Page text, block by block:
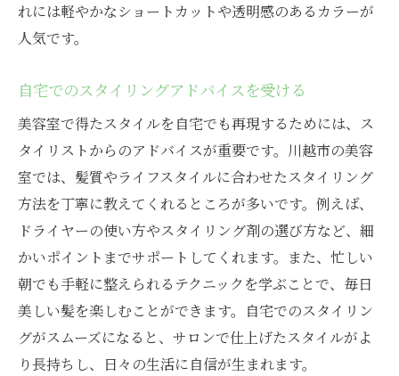
れには軽やかなショートカットや透明感のあるカラーが
人気です。
自宅でのスタイリングアドバイスを受ける
美容室で得たスタイルを自宅でも再現するためには、ス
タイリストからのアドバイスが重要です。川越市の美容
室では、髪質やライフスタイルに合わせたスタイリング
方法を丁寧に教えてくれるところが多いです。例えば、
ドライヤーの使い方やスタイリング剤の選び方など、細
かいポイントまでサポートしてくれます。また、忙しい
朝でも手軽に整えられるテクニックを学ぶことで、毎日
美しい髪を楽しむことができます。自宅でのスタイリン
グがスムーズになると、サロンで仕上げたスタイルがよ
り長持ちし、日々の生活に自信が生まれます。